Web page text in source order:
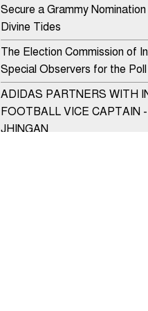
Secure a Grammy
Divine Tides
The Election Commission of
Special Observers for the
ADIDAS PARTNERS WITH
FOOTBALL VICE CAPTAIN
JHINGAN